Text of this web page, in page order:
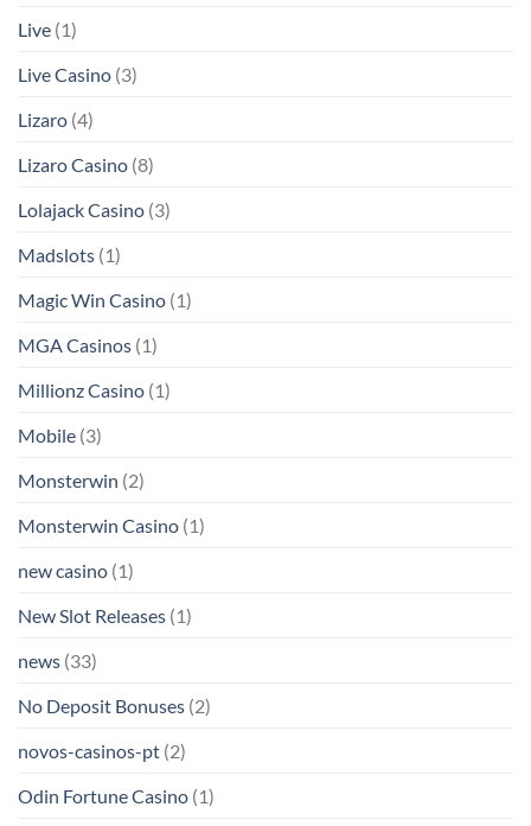
Live (1)
Live Casino (3)
Lizaro (4)
Lizaro Casino (8)
Lolajack Casino (3)
Madslots (1)
Magic Win Casino (1)
MGA Casinos (1)
Millionz Casino (1)
Mobile (3)
Monsterwin (2)
Monsterwin Casino (1)
new casino (1)
New Slot Releases (1)
news (33)
No Deposit Bonuses (2)
novos-casinos-pt (2)
Odin Fortune Casino (1)